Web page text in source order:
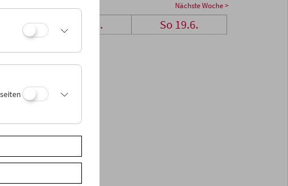
Nächste Woche >
Sa 18.6. So 19.6.